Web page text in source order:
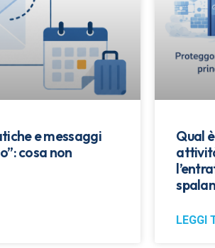
e messaggi
cosa non
Qual
LEGGI